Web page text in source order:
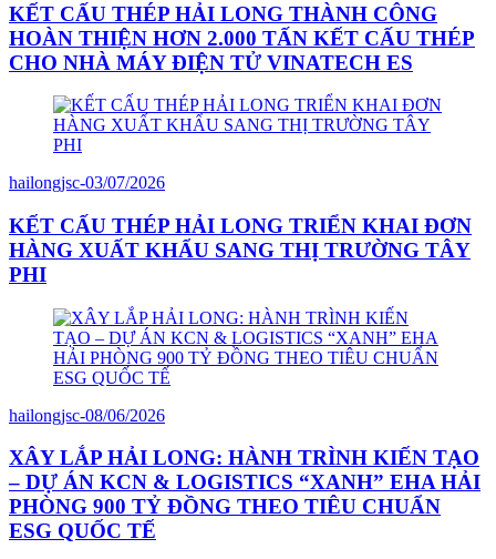
KẾT CẤU THÉP HẢI LONG THÀNH CÔNG
HOÀN THIỆN HƠN 2.000 TẤN KẾT CẤU THÉP
CHO NHÀ MÁY ĐIỆN TỬ VINATECH ES
hailongjsc-03/07/2026
KẾT CẤU THÉP HẢI LONG TRIỂN KHAI ĐƠN
HÀNG XUẤT KHẨU SANG THỊ TRƯỜNG TÂY
PHI
hailongjsc-08/06/2026
XÂY LẮP HẢI LONG: HÀNH TRÌNH KIẾN TẠO
– DỰ ÁN KCN & LOGISTICS “XANH” EHA HẢI
PHÒNG 900 TỶ ĐỒNG THEO TIÊU CHUẨN
ESG QUỐC TẾ